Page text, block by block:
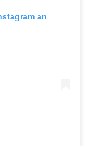
an